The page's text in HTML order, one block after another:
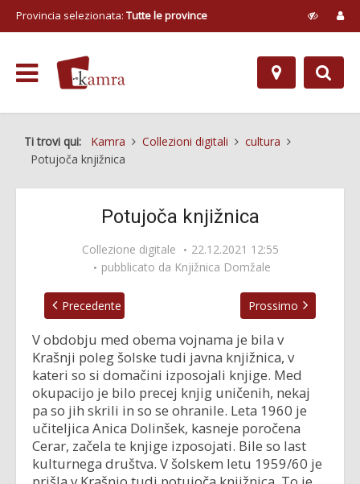
Provincia selezionata: Tutte le province
Ti trovi qui: Kamra Collezioni digitali
cultura
Potujoča knjižnica
Potujoča knjižnica
Collezione digitale
22.12.2021 12:55
pubblicato da Knjižnica Domžale
Precedente Prossimo
V obdobju med obema vojnama je bila v
Krašnji poleg šolske tudi javna knjižnica, v
kateri so si domačini izposojali knjige. Med
okupacijo je bilo precej knjig uničenih, nekaj
pa so jih skrili in so se ohranile. Leta 1960 je
učiteljica Anica Dolinšek, kasneje poročena
Cerar, začela te knjige izposojati. Bile so last
kulturnega društva. V šolskem letu 1959/60 je